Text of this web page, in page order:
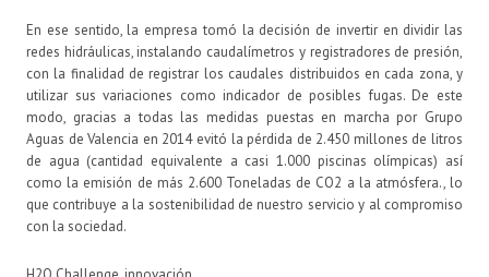
En ese sentido, la empresa tomó la decisión de invertir en dividir las
redes hidráulicas, instalando caudalímetros y registradores de presión,
con la finalidad de registrar los caudales distribuidos en cada zona, y
utilizar sus variaciones como indicador de posibles fugas. De este
modo, gracias a todas las medidas puestas en marcha por Grupo
Aguas de Valencia en 2014 evitó la pérdida de 2.450 millones de litros
de agua (cantidad equivalente a casi 1.000 piscinas olímpicas) así
como la emisión de más 2.600 Toneladas de CO2 a la atmósfera., lo
que contribuye a la sostenibilidad de nuestro servicio y al compromiso
con la sociedad.